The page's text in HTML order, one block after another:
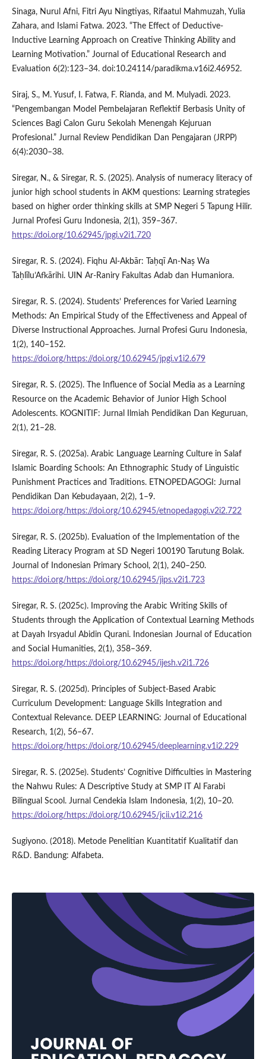
Sinaga, Nurul Afni, Fitri Ayu Ningtiyas, Rifaatul Mahmuzah, Yulia
Zahara, and Islami Fatwa. 2023. “The Effect of Deductive-
Inductive Learning Approach on Creative Thinking Ability and
Learning Motivation.” Journal of Educational Research and
Evaluation 6(2):123–34. doi:10.24114/paradikma.v16i2.46952.
Siraj, S., M. Yusuf, I. Fatwa, F. Rianda, and M. Mulyadi. 2023.
“Pengembangan Model Pembelajaran Reflektif Berbasis Unity of
Sciences Bagi Calon Guru Sekolah Menengah Kejuruan
Profesional.” Jurnal Review Pendidikan Dan Pengajaran (JRPP)
6(4):2030–38.
Siregar, N., & Siregar, R. S. (2025). Analysis of numeracy literacy of
junior high school students in AKM questions: Learning strategies
based on higher order thinking skills at SMP Negeri 5 Tapung Hilir.
Jurnal Profesi Guru Indonesia, 2(1), 359–367.
https://doi.org/10.62945/jpgi.v2i1.720
Siregar, R. S. (2024). Fiqhu Al-Akbār: Taḥqī An-Naṣ Wa
Taḥlīlu’Afkārihi. UIN Ar-Raniry Fakultas Adab dan Humaniora.
Siregar, R. S. (2024). Students’ Preferences for Varied Learning
Methods: An Empirical Study of the Effectiveness and Appeal of
Diverse Instructional Approaches. Jurnal Profesi Guru Indonesia,
1(2), 140–152.
https://doi.org/https://doi.org/10.62945/jpgi.v1i2.679
Siregar, R. S. (2025). The Influence of Social Media as a Learning
Resource on the Academic Behavior of Junior High School
Adolescents. KOGNITIF: Jurnal Ilmiah Pendidikan Dan Keguruan,
2(1), 21–28.
Siregar, R. S. (2025a). Arabic Language Learning Culture in Salaf
Islamic Boarding Schools: An Ethnographic Study of Linguistic
Punishment Practices and Traditions. ETNOPEDAGOGI: Jurnal
Pendidikan Dan Kebudayaan, 2(2), 1–9.
https://doi.org/https://doi.org/10.62945/etnopedagogi.v2i2.722
Siregar, R. S. (2025b). Evaluation of the Implementation of the
Reading Literacy Program at SD Negeri 100190 Tarutung Bolak.
Journal of Indonesian Primary School, 2(1), 240–250.
https://doi.org/https://doi.org/10.62945/jips.v2i1.723
Siregar, R. S. (2025c). Improving the Arabic Writing Skills of
Students through the Application of Contextual Learning Methods
at Dayah Irsyadul Abidin Qurani. Indonesian Journal of Education
and Social Humanities, 2(1), 358–369.
https://doi.org/https://doi.org/10.62945/ijesh.v2i1.726
Siregar, R. S. (2025d). Principles of Subject-Based Arabic
Curriculum Development: Language Skills Integration and
Contextual Relevance. DEEP LEARNING: Journal of Educational
Research, 1(2), 56–67.
https://doi.org/https://doi.org/10.62945/deeplearning.v1i2.229
Siregar, R. S. (2025e). Students’ Cognitive Difficulties in Mastering
the Nahwu Rules: A Descriptive Study at SMP IT Al Farabi
Bilingual Scool. Jurnal Cendekia Islam Indonesia, 1(2), 10–20.
https://doi.org/https://doi.org/10.62945/jcii.v1i2.216
Sugiyono. (2018). Metode Penelitian Kuantitatif Kualitatif dan
R&D. Bandung: Alfabeta.